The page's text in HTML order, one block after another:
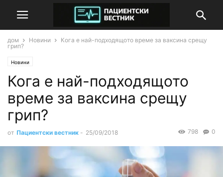
дом Новини
Кога е най-подходящото време за ваксина срещу
грип?
Новини
Кога е най-подходящото
време за ваксина срещу
грип?
от Пациентски вестник - 25/09/2018 0
798